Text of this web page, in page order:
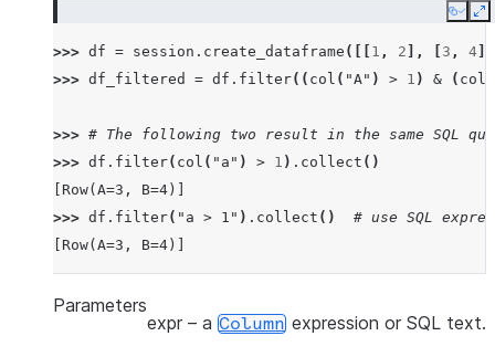
Copy
>>> df = session . create_dataframe ([[ 1 , 2 ], 3 , 4
>>> df_filtered = df . filter(( col ( "A" ) > 1 ) & ( col
>>> # The following two result in the same SQL
>>> df . filter( col ( "a" ) > 1 ) . collect ()
[Row(A=3, B=4)]
>>> df . filter( "a > 1" ) . collect ()
# use SQL
[Row(A=3, B=4)]
Parameters
expr – a Column expression or SQL text.